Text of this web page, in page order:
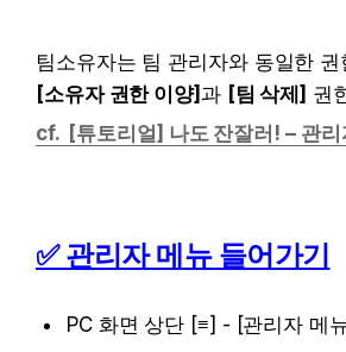
[소유자 권한 이양] 과 [팀 삭제] 권
cf.  [튜토리얼] 나도 잔잘러! – 관리
✅ 관리자 메뉴 들어가기
PC 화면 상단 [≡] - [관리자 메